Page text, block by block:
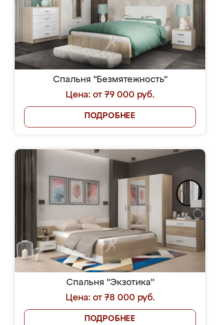
Спальня "Безмятежность"
Цена: от 79 000 руб.
ПОДРОБНЕЕ
Спальня "Экзотика"
Цена: от 78 000 руб.
ПОДРОБНЕЕ